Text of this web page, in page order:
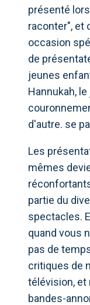
présenté
raconter", et
occasion
de
jeunes
Hannukah,
d'autre. se
Les
mêmes
partie du
spectacles.
quand vous
pas de
critiques de
télévision, et
bandes-